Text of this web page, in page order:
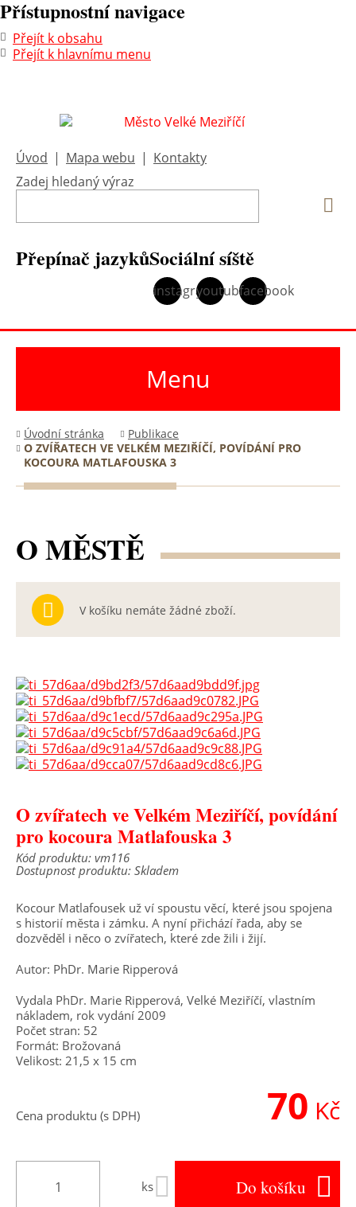
Přístupnostní navigace
Přejít k obsahu
Přejít k hlavnímu menu
Úvod | Mapa webu | Kontakty
Zadej hledaný výraz
Přepínač jazykůSociální síště
instagramyoutubefacebook
Menu
Úvodní stránka
Publikace
O ZVÍŘATECH VE VELKÉM MEZIŘÍČÍ, POVÍDÁNÍ PRO
KOCOURA MATLAFOUSKA 3
O MĚSTĚ
V košíku nemáte žádné zboží.
O zvířatech ve Velkém Meziříčí, povídání
pro kocoura Matlafouska 3
Kód produktu: vm116
Dostupnost produktu: Skladem
Kocour Matlafousek už ví spoustu věcí, které jsou spojena
s historií města i zámku. A nyní přichází řada, aby se
dozvěděl i něco o zvířatech, které zde žili i žijí.
Autor: PhDr. Marie Ripperová
Vydala PhDr. Marie Ripperová, Velké Meziříčí, vlastním
nákladem, rok vydání 2009
Počet stran: 52
Formát: Brožovaná
Velikost: 21,5 x 15 cm
70 Kč
Cena produktu (s DPH)
ks Do košíku